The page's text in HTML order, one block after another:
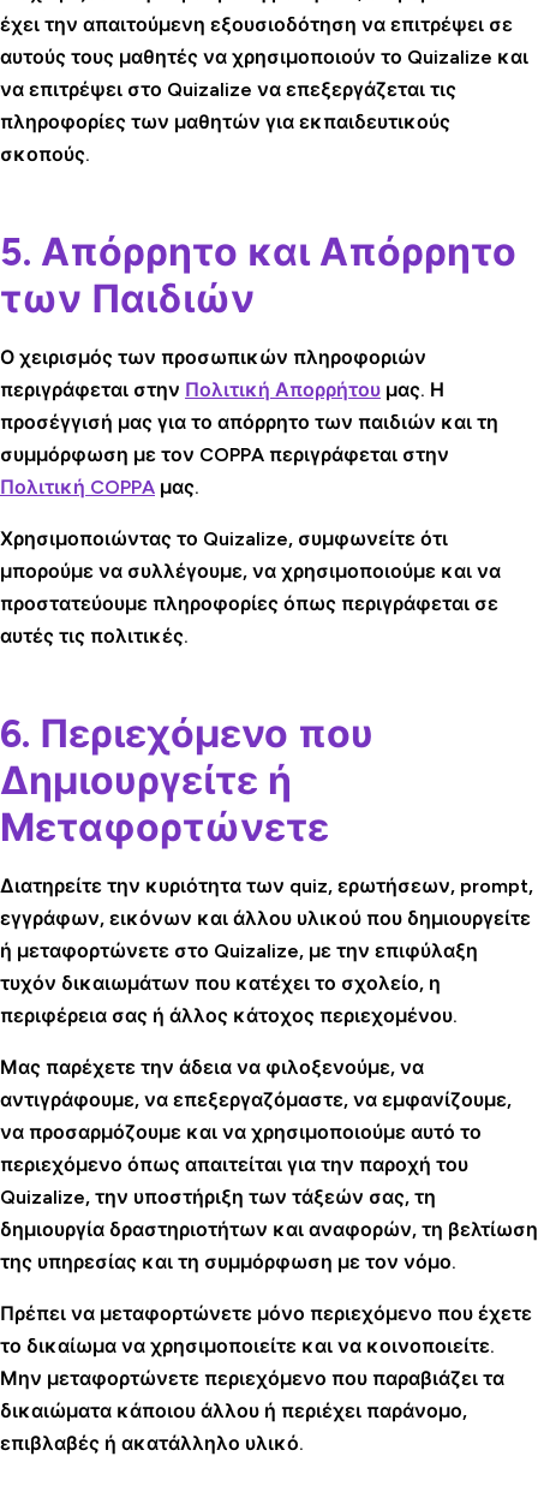
έχει την απαιτούμενη εξουσιοδότηση να επιτρέψει σε
αυτούς τους μαθητές να χρησιμοποιούν το Quizalize και
να επιτρέψει στο Quizalize να επεξεργάζεται τις
πληροφορίες των μαθητών για εκπαιδευτικούς
σκοπούς.
5. Απόρρητο και Απόρρητο
των Παιδιών
Ο χειρισμός των προσωπικών πληροφοριών
περιγράφεται στην Πολιτική Απορρήτου μας. Η
προσέγγισή μας για το απόρρητο των παιδιών και τη
συμμόρφωση με τον COPPA περιγράφεται στην
Πολιτική COPPA μας.
Χρησιμοποιώντας το Quizalize, συμφωνείτε ότι
μπορούμε να συλλέγουμε, να χρησιμοποιούμε και να
προστατεύουμε πληροφορίες όπως περιγράφεται σε
αυτές τις πολιτικές.
6. Περιεχόμενο που
Δημιουργείτε ή
Μεταφορτώνετε
Διατηρείτε την κυριότητα των quiz, ερωτήσεων, prompt,
εγγράφων, εικόνων και άλλου υλικού που δημιουργείτε
ή μεταφορτώνετε στο Quizalize, με την επιφύλαξη
τυχόν δικαιωμάτων που κατέχει το σχολείο, η
περιφέρεια σας ή άλλος κάτοχος περιεχομένου.
Μας παρέχετε την άδεια να φιλοξενούμε, να
αντιγράφουμε, να επεξεργαζόμαστε, να εμφανίζουμε,
να προσαρμόζουμε και να χρησιμοποιούμε αυτό το
περιεχόμενο όπως απαιτείται για την παροχή του
Quizalize, την υποστήριξη των τάξεών σας, τη
δημιουργία δραστηριοτήτων και αναφορών, τη βελτίωση
της υπηρεσίας και τη συμμόρφωση με τον νόμο.
Πρέπει να μεταφορτώνετε μόνο περιεχόμενο που έχετε
το δικαίωμα να χρησιμοποιείτε και να κοινοποιείτε.
Μην μεταφορτώνετε περιεχόμενο που παραβιάζει τα
δικαιώματα κάποιου άλλου ή περιέχει παράνομο,
επιβλαβές ή ακατάλληλο υλικό.